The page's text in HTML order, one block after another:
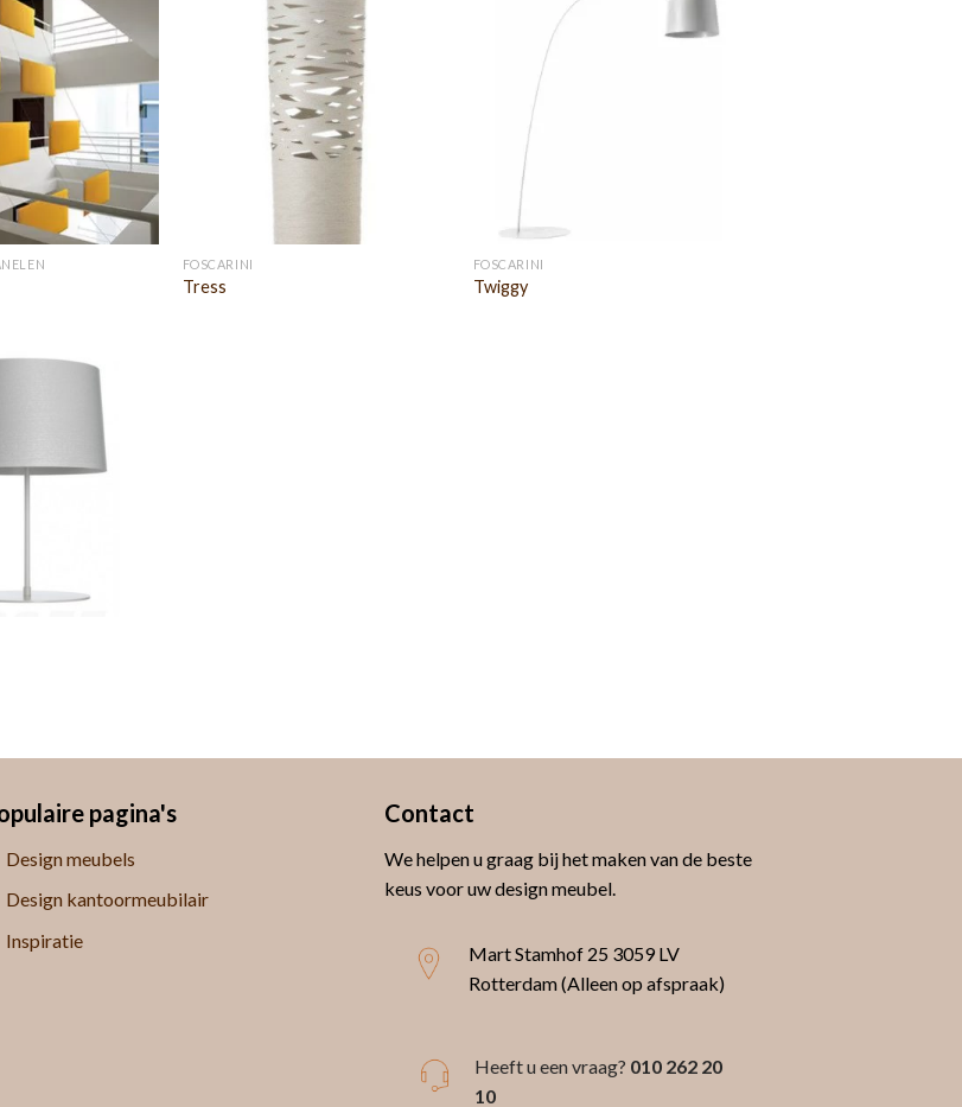
FOSCARINI
Tress
FOSCARINI
Twiggy
pagina's
Design meubels
Design kantoormeubilair
Inspiratie
Contact
We helpen u graag bij het maken van de beste
keus voor uw design meubel.
Mart Stamhof 25 3059 LV
Rotterdam (Alleen op afspraak)
Heeft u een vraag? 010 262 20
10